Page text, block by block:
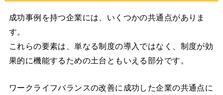
成功事例を持つ企業には、いくつかの共通点がありま
す。
これらの要素は、単なる制度の導入ではなく、制度が効
果的に機能するための土台ともいえる部分です。
ワークライフバランスの改善に成功した企業の共通点に